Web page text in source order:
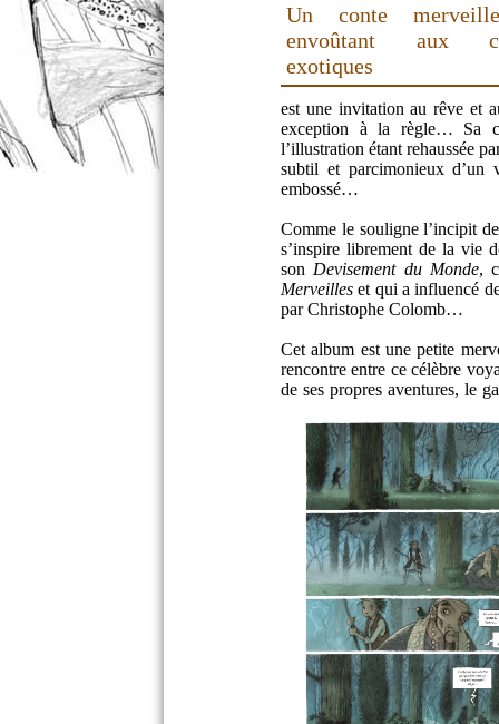
Un conte
envoûtant aux
exotiques
est une invitation au rêve et
exception à la règle… Sa
l’illustration étant rehaussée
subtil et parcimonieux d’un
embossé…
Comme le souligne l’incipit
s’inspire librement de la vie
son Devisement du Monde,
Merveilles et qui a influencé
par Christophe Colomb…
Cet album est une petite
rencontre entre ce célèbre
de ses propres aventures, le